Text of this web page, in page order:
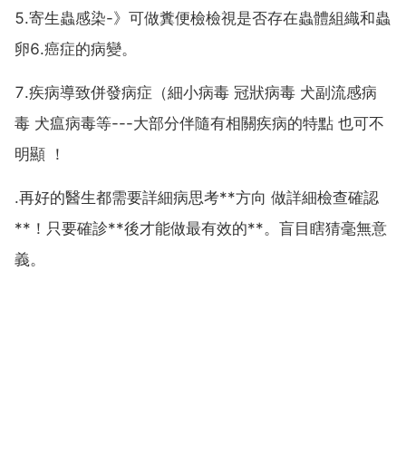
5.寄生蟲感染-》可做糞便檢檢視是否存在蟲體組織和蟲
卵6.癌症的病變。
7.疾病導致併發病症（細小病毒 冠狀病毒 犬副流感病
毒 犬瘟病毒等---大部分伴隨有相關疾病的特點 也可不
明顯 ！
.再好的醫生都需要詳細病思考**方向 做詳細檢查確認
**！只要確診**後才能做最有效的**。盲目瞎猜毫無意
義。